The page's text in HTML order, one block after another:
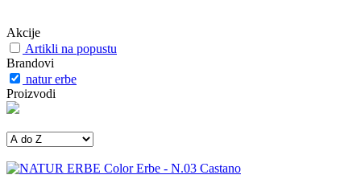
Akcije
Artikli na popustu
Brandovi
natur erbe
Proizvodi